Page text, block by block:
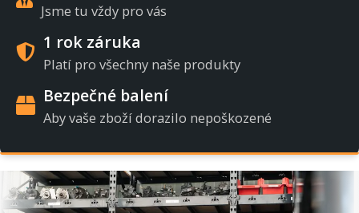
Jsme tu vždy pro vás
1 rok záruka
Platí pro všechny naše produkty
Bezpečné balení
Aby vaše zboží dorazilo nepoškozené